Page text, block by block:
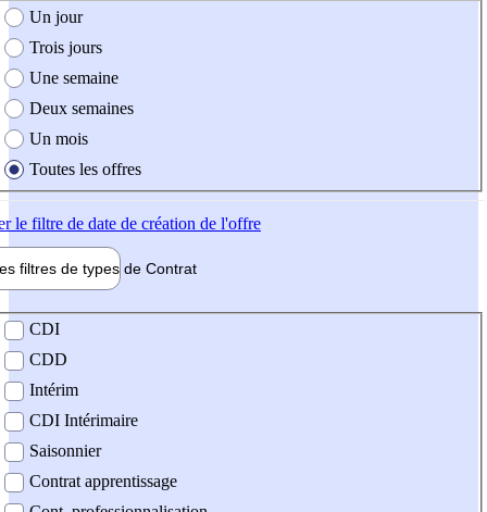
création de l'offre
Un jour
Trois jours
Une semaine
Deux semaines
Un mois
Toutes les offres
le filtre de date de création de l'offre
filtres de types de Contrat
contrat
CDI
CDD
Intérim
CDI Intérimaire
Saisonnier
Contrat apprentissage